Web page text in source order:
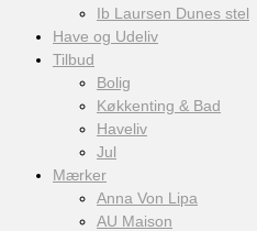
Ib Laursen Dunes stel
Have og Udeliv
Tilbud
Bolig
Køkkenting & Bad
Haveliv
Jul
Mærker
Anna Von Lipa
AU Maison